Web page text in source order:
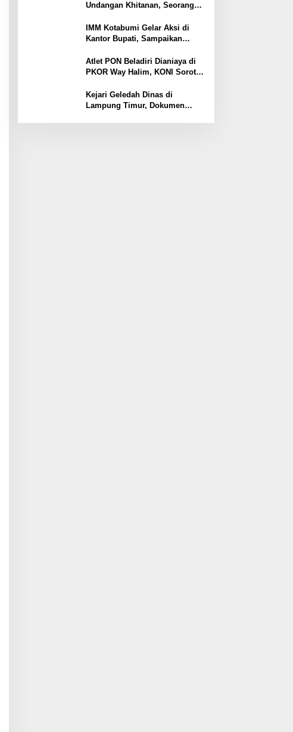
Undangan Khitanan, Seorang
Tertembak
IMM Kotabumi Gelar Aksi di
Kantor Bupati, Sampaikan
Pemkab Lampung Utara
Atlet PON Beladiri Dianiaya di
PKOR Way Halim, KONI Soroti
Kawasan
Kejari Geledah Dinas di
Lampung Timur, Dokumen